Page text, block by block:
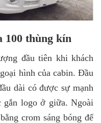
100 thùng kín
đầu tiên khi khách
hình của cabin. Đầu
dài có được sự mạnh
gắn logo ở giữa. Ngoài
crom sáng bóng để